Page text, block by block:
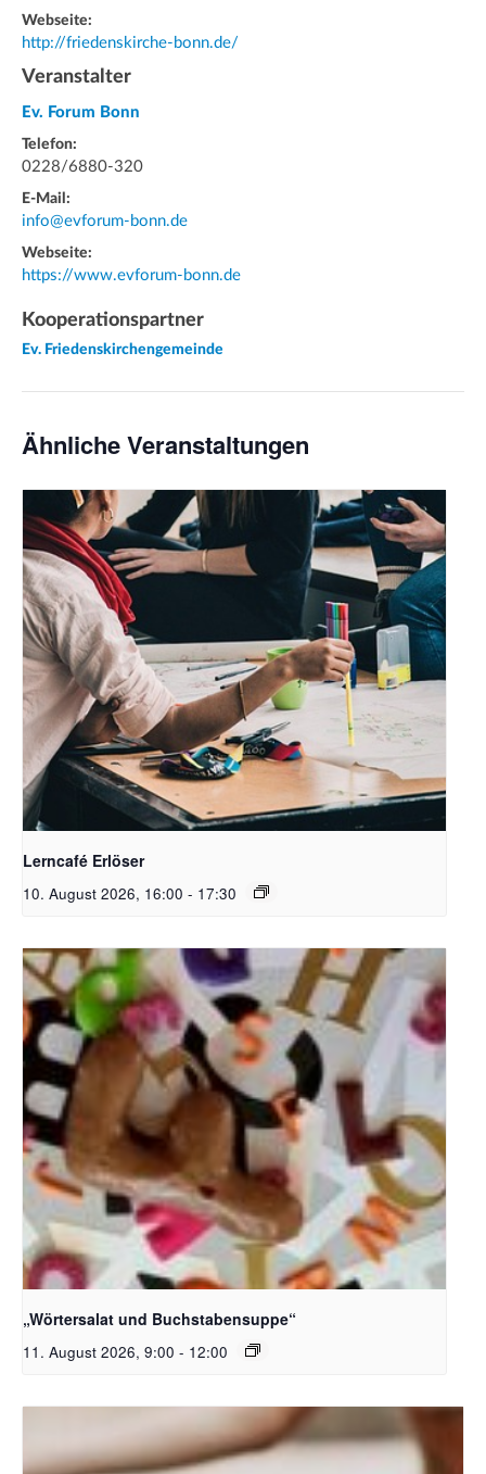
Webseite:
http://friedenskirche-bonn.de/
Veranstalter
Ev. Forum Bonn
Telefon:
0228/6880-320
E-Mail:
info@evforum-bonn.de
Webseite:
https://www.evforum-bonn.de
Kooperationspartner
Ev. Friedenskirchengemeinde
Ähnliche Veranstaltungen
Bildrechte: stocksnap (c) PixabayFree
Lerncafé Erlöser
10. August 2026, 16:00 - 17:30
Bildquelle_ Pixabay Free_Christoph Meinersmann
„Wörtersalat und Buchstabensuppe“
11. August 2026, 9:00 - 12:00